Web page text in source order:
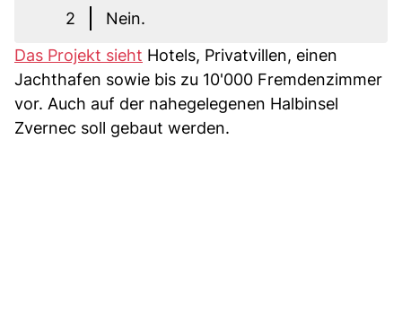
2
Nein.
Das Projekt sieht Hotels, Privatvillen, einen
Jachthafen sowie bis zu 10'000 Fremdenzimmer
vor. Auch auf der nahegelegenen Halbinsel
Zvernec soll gebaut werden.